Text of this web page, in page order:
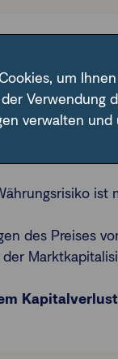
führt bei einer
ist
des Preises
um
Verwendung
verwalten und